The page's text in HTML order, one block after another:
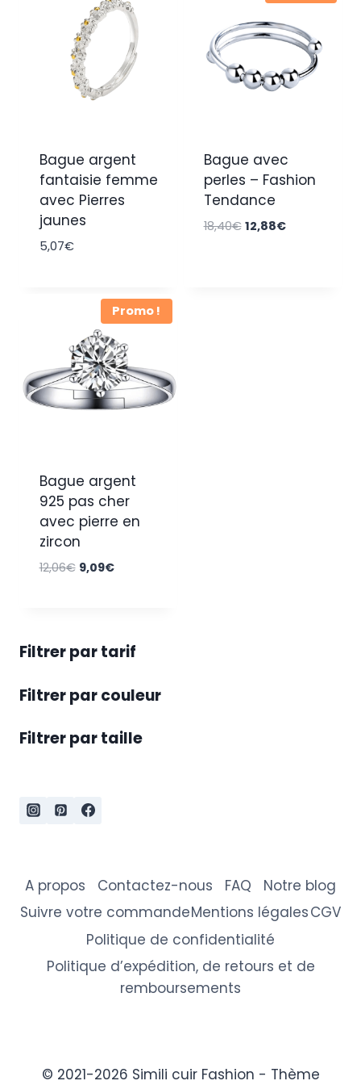
Bague argent
fantaisie femme
avec Pierres
jaunes
5,07€
Bague avec
perles – Fashion
Tendance
18,40€ Le
12,88€Le
Promo !
Bague argent
925 pas cher
avec pierre en
zircon
12,06€ Le
9,09€Le
9,09€.
Filtrer par tarif
Filtrer par couleur
Filtrer par taille
A propos Contactez-nous FAQ
Notre blog
Suivre votre commandeMentions légalesCGV
Politique de confidentialité
Politique d’expédition, de retours et de
remboursements
© 2021-2026 Simili cuir Fashion - Thème